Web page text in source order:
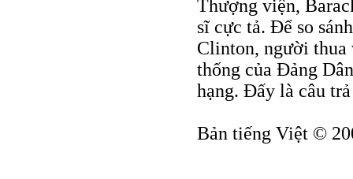
Thượng viện,
sĩ cực tả. Để so
Clinton, người thua
thống của Đảng
hạng. Đấy là câu
Bản tiếng Việt ©